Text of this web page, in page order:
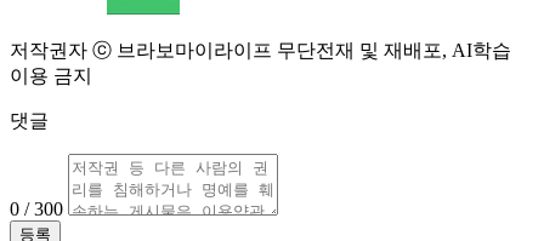
저작권자 ⓒ 브라보마이라이프 무단전재 및 재배포, AI학습
이용 금지
댓글
0 / 300